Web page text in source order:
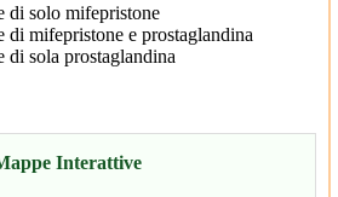
di solo mifepristone
di mifepristone e prostaglandina
di sola prostaglandina
Interattive